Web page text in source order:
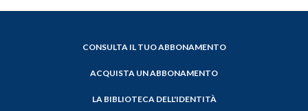
CONSULTA IL TUO ABBONAMENTO
ACQUISTA UN ABBONAMENTO
LA BIBLIOTECA DELL'IDENTITÀ